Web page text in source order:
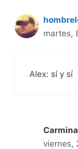
martes,
Alex: sí y sí
Carmina
viernes,